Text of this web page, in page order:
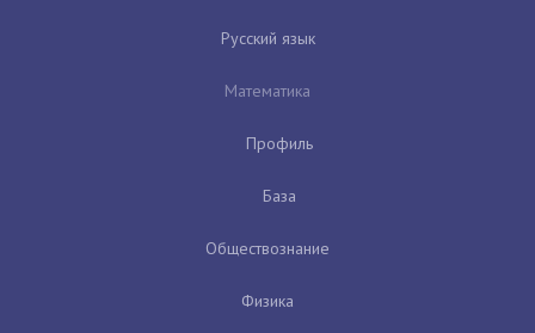
Русский язык
Математика
Профиль
База
Обществознание
Физика